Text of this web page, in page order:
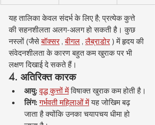
यह तालिका केवल संदर्भ के लिए है; प्रत्येक कुत्ते
की सहनशीलता अलग-अलग हो सकती है। कुछ
नस्लों (जैसे बॉक्सर , बीगल , लैब्राडोर ) में हृदय की
संवेदनशीलता के कारण बहुत कम खुराक पर भी
लक्षण दिखाई दे सकते हैं।
4. अतिरिक्त कारक
आयु: वृद्ध कुत्तों में विषाक्त खुराक कम होती है।
लिंग: गर्भवती महिलाओं में यह जोखिम बढ़
जाता है क्योंकि उनका चयापचय धीमा हो